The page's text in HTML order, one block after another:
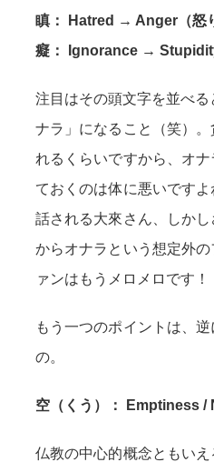
瞋： Hatred → Anger（怒
癡： Ignorance →
注目はその頭文字を並べ
ナラ」になること（笑）
れるくらいですから、オ
ておくのは体に悪いです
話される大來さん、しか
からオナラという想定外
ァンはもうメロメロです！
もう一つのポイントは、
の。
空（くう）： Emptiness
仏教の中心的概念ともい